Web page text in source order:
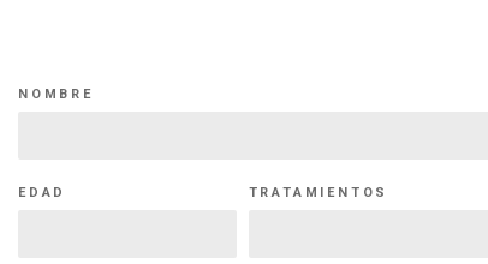
NOMBRE
EDAD TRATAMIENTOS